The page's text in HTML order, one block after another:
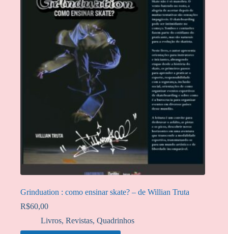
Grinduation : como ensinar skate? – de Willian Truta
R$60,00
Livros, Revistas, Quadrinhos